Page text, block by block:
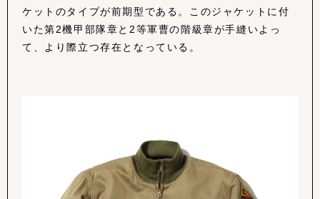
ケットのタイプが前期型である。このジャケットに付
いた第2機甲部隊章と2等軍曹の階級章が手縫いよっ
て、より際立つ存在となっている。